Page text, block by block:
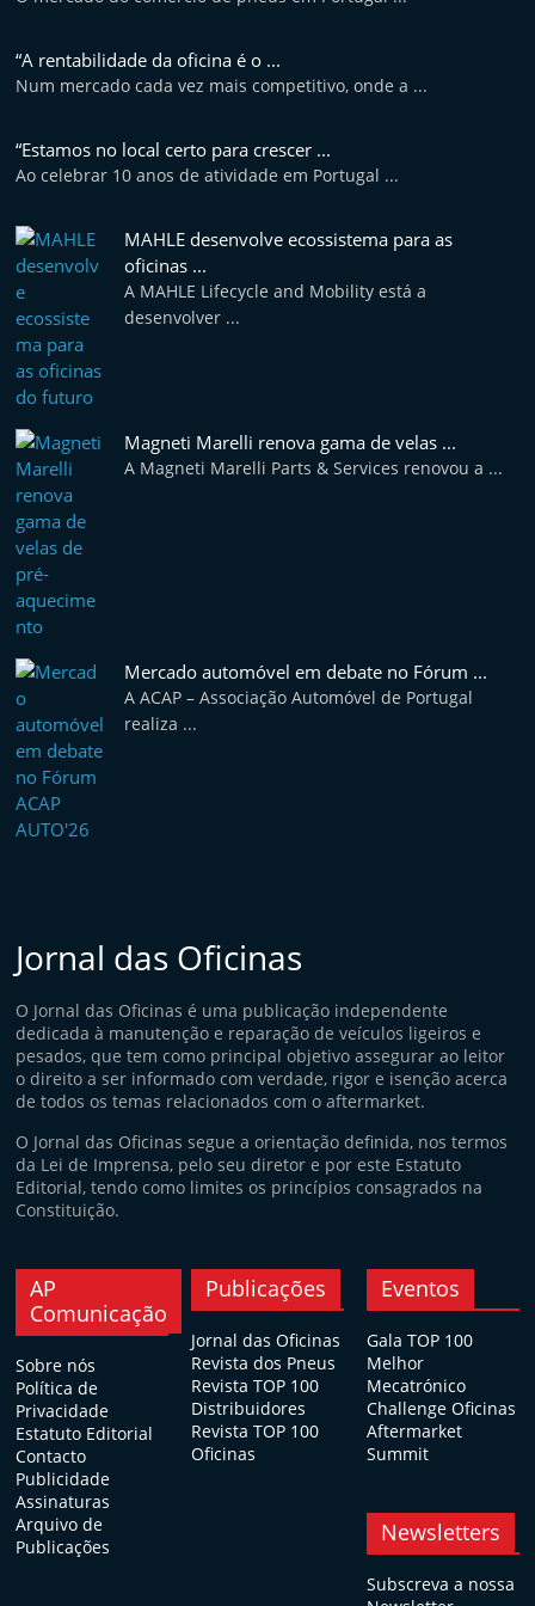
“A rentabilidade da oficina é o ...
Num mercado cada vez mais competitivo, onde a ...
“Estamos no local certo para crescer ...
Ao celebrar 10 anos de atividade em Portugal ...
MAHLE desenvolve ecossistema para as
oficinas ...
A MAHLE Lifecycle and Mobility está a
desenvolver ...
Magneti Marelli renova gama de velas ...
A Magneti Marelli Parts & Services renovou a ...
Mercado automóvel em debate no Fórum ...
A ACAP – Associação Automóvel de Portugal
realiza ...
Jornal das Oficinas
O Jornal das Oficinas é uma publicação independente
dedicada à manutenção e reparação de veículos ligeiros e
pesados, que tem como principal objetivo assegurar ao leitor
o direito a ser informado com verdade, rigor e isenção acerca
de todos os temas relacionados com o aftermarket.
O Jornal das Oficinas segue a orientação definida, nos termos
da Lei de Imprensa, pelo seu diretor e por este Estatuto
Editorial, tendo como limites os princípios consagrados na
Constituição.
AP
Comunicação
Sobre nós
Política de
Privacidade
Estatuto Editorial
Contacto
Publicidade
Assinaturas
Arquivo de
Publicações
Publicações
Jornal das Oficinas
Revista dos Pneus
Revista TOP 100
Distribuidores
Revista TOP 100
Oficinas
Eventos
Gala TOP 100
Melhor
Mecatrónico
Challenge Oficinas
Aftermarket
Summit
Newsletters
Subscreva a nossa